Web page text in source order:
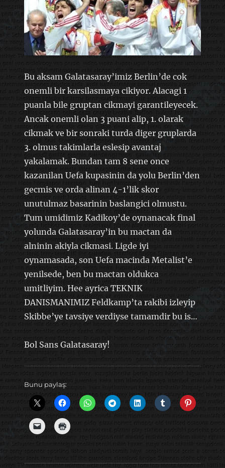
Bu aksam Galatasaray’imiz Berlin’de cok
onemli bir karsilasmaya cikiyor. Alacagi 1
puanla bile gruptan cikmayi garantileyecek.
Ancak onemli olan 3 puani alip, 1. olarak
cikmak ve bir sonraki turda diger gruplarda
3. olmus takimlarla eslesip avantaj
yakalamak. Bundan tam 8 sene once
kazanilan Uefa kupasinin da yolu Berlin’den
gecmis ve orda alinan 4-1’lik skor
unutulmaz basarinin baslangici olmustu.
Tum umidimiz Kadikoy’de oynanacak final
yolunda Galatasaray’in bu mactan da
alninin akiyla cikmasi. Ligde iyi
oynamasada, son Uefa macinda Metalist’e
yenilsede, ben bu mactan oldukca
umitliyim. Hee ayrica TEKNIK
DANISMANIMIZ Feldkamp’ta rakibi izleyip
Skibbe’ye tavsiye verdiyse tamamdir bu is…
Bol Sans Galatasaray!
Bunu paylaş: